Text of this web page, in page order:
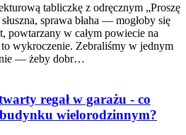
tabliczkę z odręcznym „Proszę
sprawa błaha — mogłoby się
powtarzany w całym powiecie na
to wykroczenie. Zebraliśmy w jednym
nie — żeby dobr…
regał w garażu - co
wielorodzinnym?